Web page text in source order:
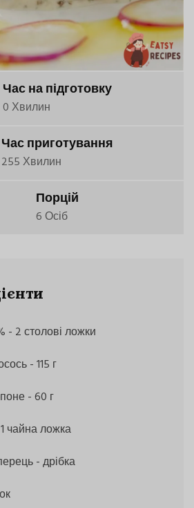
Час на підготовку
0 Хвилин
Час приготування
255 Хвилин
Порцій
6 Осіб
- 2 столові ложки
- 115 г
- 60 г
чайна ложка
- дрібка